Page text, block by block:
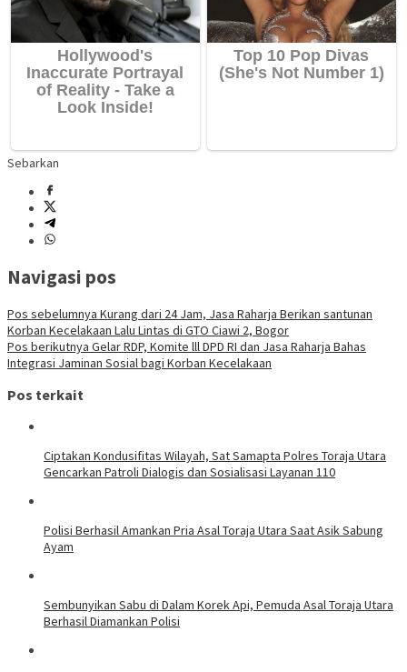
Sebarkan
Navigasi pos
Pos sebelumnya Kurang dari 24 Jam, Jasa Raharja Berikan santunan
Korban Kecelakaan Lalu Lintas di GTO Ciawi 2, Bogor
Pos berikutnya Gelar RDP, Komite lll DPD RI dan Jasa Raharja Bahas
Integrasi Jaminan Sosial bagi Korban Kecelakaan
Pos terkait
Ciptakan Kondusifitas Wilayah, Sat Samapta Polres Toraja Utara
Gencarkan Patroli Dialogis dan Sosialisasi Layanan 110
Polisi Berhasil Amankan Pria Asal Toraja Utara Saat Asik Sabung
Ayam
Sembunyikan Sabu di Dalam Korek Api, Pemuda Asal Toraja Utara
Berhasil Diamankan Polisi